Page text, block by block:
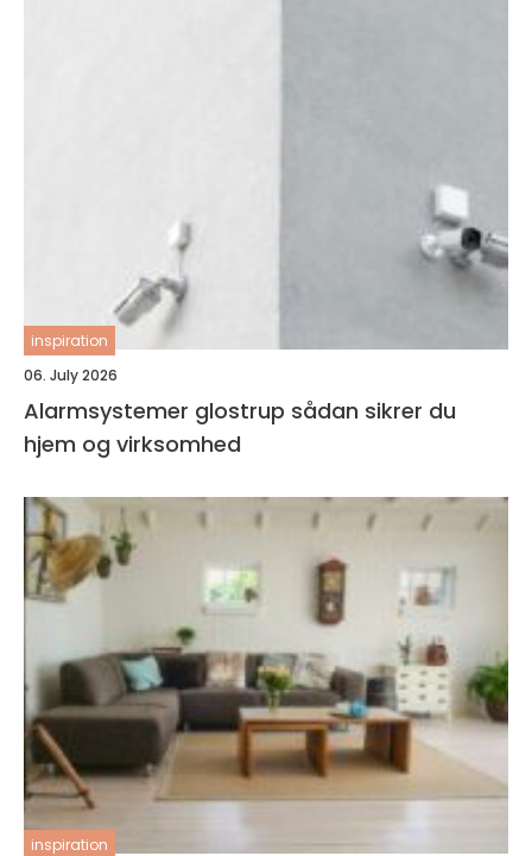
inspiration
06. July 2026
Alarmsystemer glostrup sådan sikrer du
hjem og virksomhed
inspiration